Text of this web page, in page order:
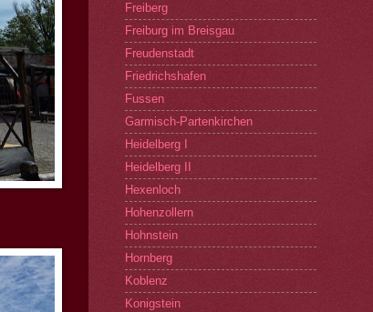
Freiberg
Freiburg im Breisgau
Freudenstadt
Friedrichshafen
Fussen
Garmisch-Partenkirchen
Heidelberg I
Heidelberg II
Hexenloch
Hohenzollern
Hohnstein
Hornberg
Koblenz
Konigstein